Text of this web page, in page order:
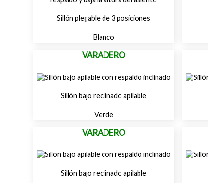
Sillón plegable de 3 posiciones
Blanco
VARADERO
Sillón bajo reclinado apilable
Verde
VARADERO
Sillón bajo reclinado apilable